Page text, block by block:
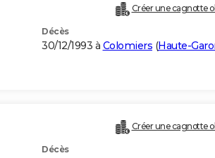
Créer une cagnotte
Décès
30/12/1993 à Colomiers (Haute-
Créer une cagnotte
Décès